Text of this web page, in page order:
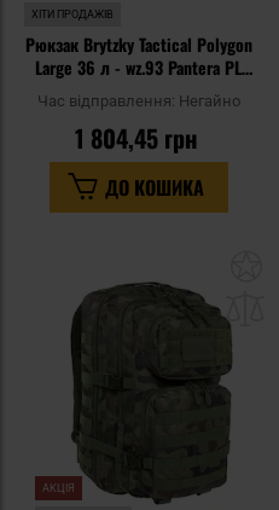
ХІТИ ПРОДАЖІВ
Рюкзак Brytzky Tactical Polygon
Large 36 л - wz.93 Pantera PL
Час відправлення: Негайно
1 804,45 грн
ДО КОШИКА
АКЦІЯ